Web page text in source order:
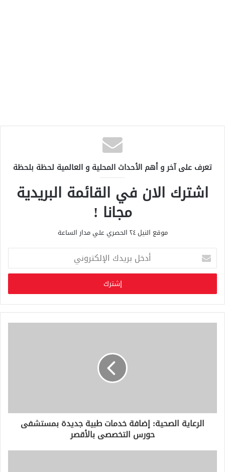
تعرف على آخر و أهم الأحداث المحلية و العالمية لحظة بلحظة
اشترك الان في القائمة البريدية
مجانا !
موقع النيل ٢٤ الحصري علي مدار الساعة
خ
ب
ر
ي
ر
الرعاية الصحية: إضافة خدمات طبية جديدة بمستشفى
حورس التخصصى بالأقصر